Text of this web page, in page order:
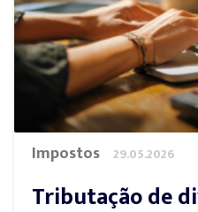
Impostos 29.05.2026
Tributação de